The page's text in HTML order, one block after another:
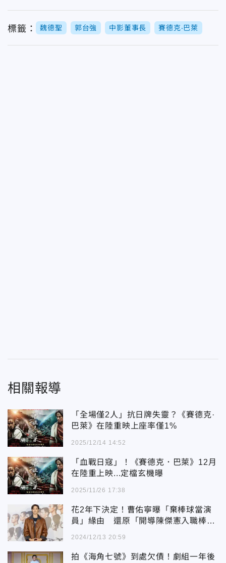
標籤： 魏德聖 郭台強 中影董事長 賽德克‧巴萊
相關報導
「全場僅2人」抗日牌失靈？《賽德克·
巴萊》在陸重映上座率僅1%
2025/12/14 14:52
「血戰日寇」！《賽德克．巴萊》12月
在陸重上映...定檔玄機曝
2025/11/26 17:38
花2年下決定！曹佑寧曝「棄棒球當演
員」緣由 還原「開導陳傑憲入職棒」
2024/12/13 20:59
拍《海角七號》到處欠債！劇組一年後